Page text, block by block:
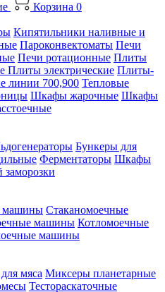
Корзина 0
Кипятильники наливные и
Пароконвектоматы Печи
Печи ротационные Плиты
Плиты электрические Плиты-
линии 700,900 Тепловые
Шкафы жарочные Шкафы
Бункеры для
Ферментаторы Шкафы
машины Стаканомоечные
машины Котломоечные
машины
мяса Миксеры планетарные
Тестораскаточные